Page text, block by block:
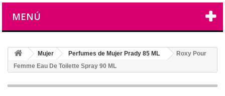
MENÚ
Mujer Perfumes de Mujer Prady 85 ML
Roxy Pour
Femme Eau De Toilette Spray 90 ML